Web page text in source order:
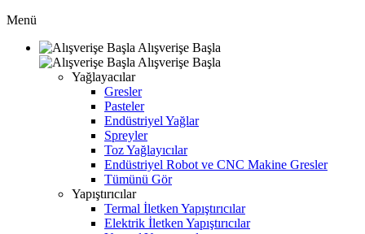
Menü
Alışverişe Başla
Alışverişe Başla
Yağlayacılar
Gresler
Pasteler
Endüstriyel Yağlar
Spreyler
Toz Yağlayıcılar
Endüstriyel Robot ve CNC Makine Gresler
Tümünü Gör
Yapıştırıcılar
Termal İletken Yapıştırıcılar
Elektrik İletken Yapıştırıcılar